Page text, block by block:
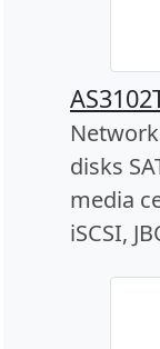
disks
media
iSCSI,